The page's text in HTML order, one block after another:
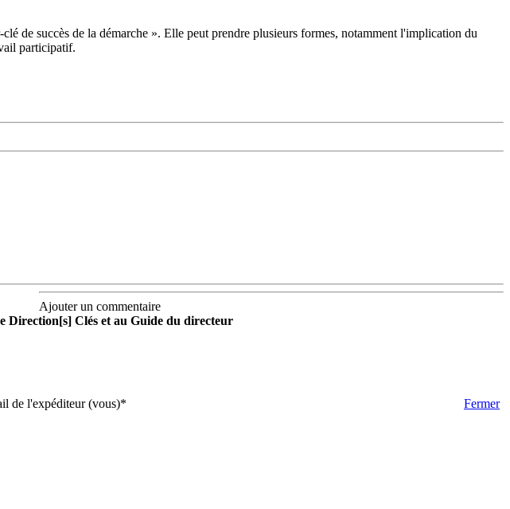
de succès de la démarche ». Elle peut prendre plusieurs formes, notamment l'implication du
participatif.
Ajouter un commentaire
Direction[s] Clés et au Guide du directeur
Fermer
de l'expéditeur (vous)*